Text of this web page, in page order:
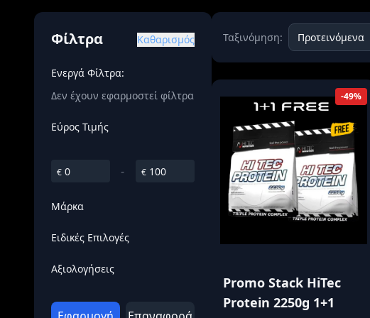
Όγκου
Διεγερτικά
Τεστοστερόνης
Φίλτρα Καθαρισμός
Ενεργά Φίλτρα:
Δεν έχουν εφαρμοστεί φίλτρα
Εύρος Τιμής
€ - €
Μάρκα
Ειδικές Επιλογές
Αξιολογήσεις
Ταξινόμηση:
-49%
Promo Stack HiTec
Protein 2250g 1+1